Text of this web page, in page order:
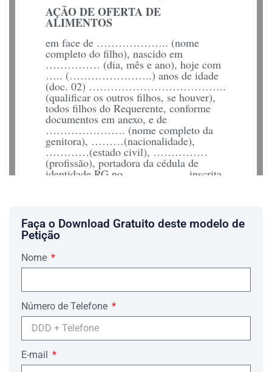
AÇÃO DE OFERTA DE
ALIMENTOS
em face de ……………….. (nome
completo do filho), nascido em
…………… (dia, mês e ano), hoje com
….. (…………………..) anos de idade
(doc. 02) ………………………………..
(qualificar os outros filhos, se houver),
todos filhos do Requerente, conforme
documentos em anexo, e de
…………………. (nome completo da
genitora), ………(nacionalidade),
…………(estado civil), ……………
(profissão), portadora da cédula de
identidade RG no ……………., inscrita
……….,no…….., complemento……..,
bairro………., cidade ………,
CEP…….., UF………), pelos motivos
DO COMPROMISSO MATERIAL
Desde o nascimento do(s) filho(s), o
Requerente não poupou esforços em
garantir, dentro de suas possibilidades
financeiras, um pleno desenvolvimento
saudável para a família,
No entanto, diante de alguns
desentendimentos entre o casal, e da
Faça o Download Gratuito deste modelo de
Petição
Nome
Número de Telefone
E-mail